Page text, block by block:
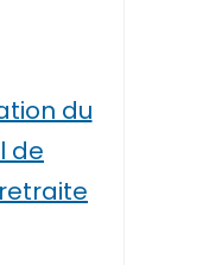
du
de